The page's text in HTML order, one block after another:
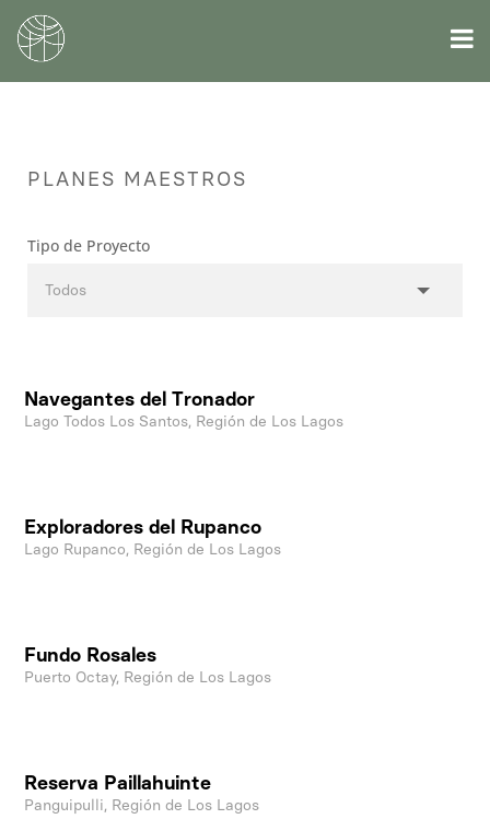
PLANES MAESTROS
Tipo de Proyecto
Navegantes del Tronador
Lago Todos Los Santos, Región de Los Lagos
Exploradores del Rupanco
Lago Rupanco, Región de Los Lagos
Fundo Rosales
Puerto Octay, Región de Los Lagos
Reserva Paillahuinte
Panguipulli, Región de Los Lagos